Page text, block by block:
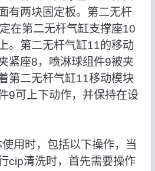
有两块固定板。第二无杆
在第二无杆气缸支撑座10
。第二无杆气缸11的移动
紧座8，喷淋球组件9被夹
第二无杆气缸11移动模块
9可上下动作，并保持在设
用时，包括以下操作，当
cip清洗时，首先需要操作